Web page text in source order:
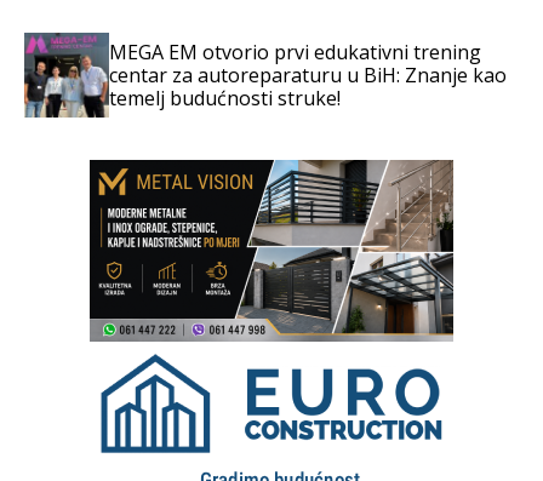
MEGA EM otvorio prvi edukativni trening
centar za autoreparaturu u BiH: Znanje kao
temelj budućnosti struke!